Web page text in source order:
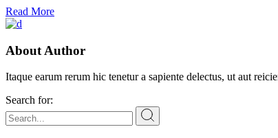
Read More
About Author
Itaque earum rerum hic tenetur a sapiente delectus, ut aut
Search for: